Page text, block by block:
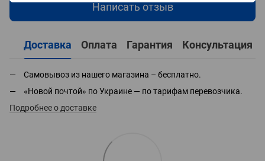
Написать отзыв
Доставка Оплата Гарантия Консультация
Самовывоз из нашего магазина – бесплатно.
«Новой почтой» по Украине — по тарифам перевозчика.
Подробнее о доставке